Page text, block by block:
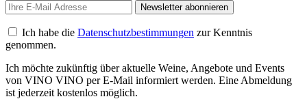
Newsletter abonnieren
Ich habe die Datenschutzbestimmungen zur Kenntnis
genommen.
Ich möchte zukünftig über aktuelle Weine, Angebote und Events
von VINO VINO per E-Mail informiert werden. Eine Abmeldung
ist jederzeit kostenlos möglich.